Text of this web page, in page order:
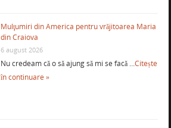
Mulţumiri din America pentru vrăjitoarea Maria
din Craiova
6 august 2026
Nu credeam că o să ajung să mi se facă …Citește
în continuare »